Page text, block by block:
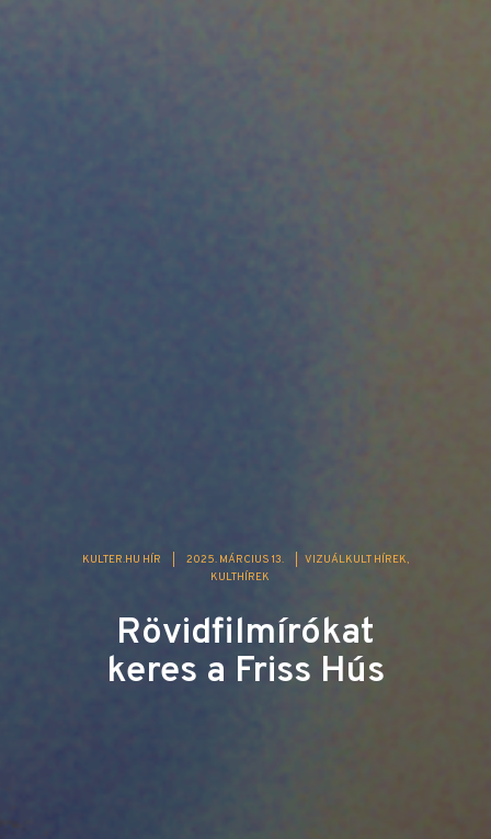
KULTER.HU HÍR 2025. MÁRCIUS 13.
VIZUÁLKULT HÍREK
KULTHÍREK
Rövidfilmírókat
keres a Friss Hús